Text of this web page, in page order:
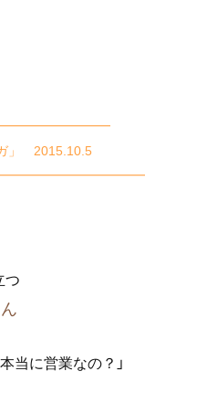
」 2015.10.5
つ
当に営業なの？」